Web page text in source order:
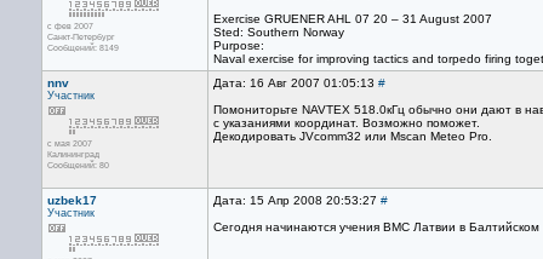
с фев 2007
Санкт-Петербург
Сообщений: 8149
Exercise GRUENER AHL 07 20 – 31 August 2007
Sted: Southern Norway
Purpose:
Naval exercise for improving tactics and torpedo firing
nnv
Участник
с мая 2007
Калининград
Сообщений: 80
Дата: 16 Авг 2007 01:05:13 #
Помониторьте NAVTEX 518.0кГц обычно они дают в
с указаниями координат. Возможно поможет.
Декодировать JVcomm32 или Mscan Meteo Pro.
uzbek17
Участник
Дата: 15 Апр 2008 20:53:27 #
Сегодня начинаются учения ВМС Латвии в